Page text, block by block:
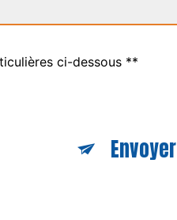
ci-dessous **
Envoyer